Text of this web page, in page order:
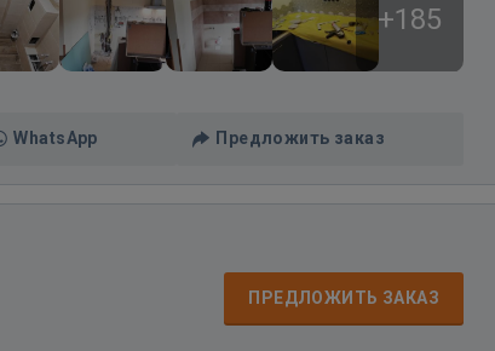
+185
WhatsApp Предложить заказ
ПРЕДЛОЖИТЬ ЗАКАЗ